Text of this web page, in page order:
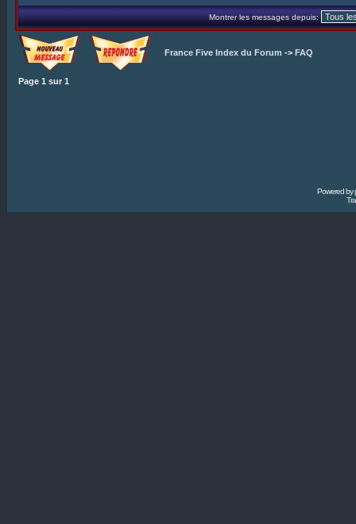
Montrer les messages depuis:
France Five Index du Forum -> FAQ
Page 1 sur 1
Powered by